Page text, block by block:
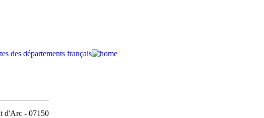
d'Arc - 07150